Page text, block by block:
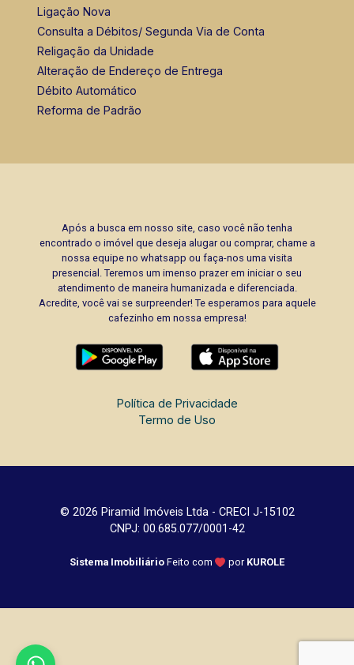
Ligação Nova
Consulta a Débitos/ Segunda Via de Conta
Religação da Unidade
Alteração de Endereço de Entrega
Débito Automático
Reforma de Padrão
Após a busca em nosso site, caso você não tenha
encontrado o imóvel que deseja alugar ou comprar, chame a
nossa equipe no whatsapp ou faça-nos uma visita
presencial. Teremos um imenso prazer em iniciar o seu
atendimento de maneira humanizada e diferenciada.
Acredite, você vai se surpreender! Te esperamos para aquele
cafezinho em nossa empresa!
Política de Privacidade
Termo de Uso
© 2026 Piramid Imóveis Ltda - CRECI J-15102
CNPJ: 00.685.077/0001-42
Sistema Imobiliário Feito com por KUROLE